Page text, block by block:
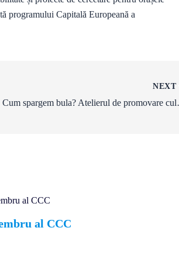
programului Capitală Europeană a
NEXT
Cum
al CCC